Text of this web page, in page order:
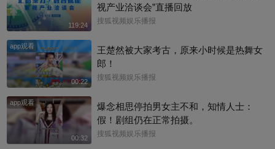
119:24
视产业洽谈会”直播回放
搜狐视频娱乐播报
app观看
00:22
王楚然被大家考古，原来小时候是热舞女
郎！
搜狐视频娱乐播报
app观看
00:32
爆念相思停拍男女主不和，知情人士：
假！剧组仍在正常拍摄。
搜狐视频娱乐播报